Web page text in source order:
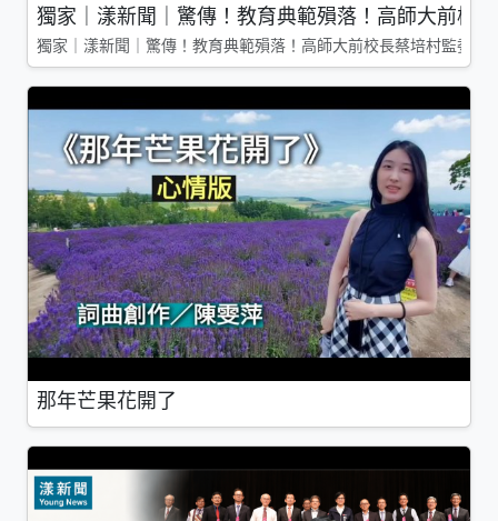
獨家｜漾新聞｜驚傳！教育典範殞落！高師大前校
獨家｜漾新聞｜驚傳！教育典範殞落！高師大前校長蔡培村監委
那年芒果花開了